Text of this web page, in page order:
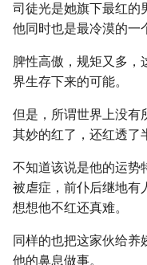
司徒光是她旗下最红的
他同时也是最冷漠的一
脾性高傲，规矩又多，
界生存下来的可能。
但是，所谓世界上没有
其妙的红了，还红透了
不知道该说是他的运势
被虐症，前仆后继地有
想想他不红还真难。
同样的也把这家伙给养
他的鼻息做事。